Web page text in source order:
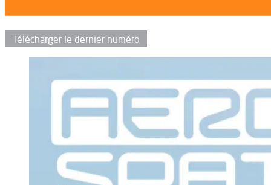
Télécharger le dernier numéro